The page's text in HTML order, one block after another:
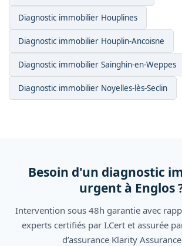
Diagnostic immobilier Houplines
Diagnostic immobilier Houplin-Ancoisne
Diagnostic immobilier Sainghin-en-Weppes
Diagnostic immobilier Noyelles-lès-Seclin
Besoin d'un diagnostic
urgent à Englos
Intervention sous 48h garantie avec
experts certifiés par I.Cert et assurée
d’assurance Klarity Assurance